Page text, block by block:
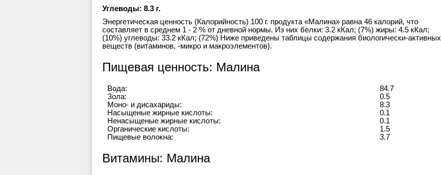
Углеводы: 8.3 г.
Энергетическая ценность (Калорийность) 100 г. продукта «Малина» равна 46 калорий, что
составляет в среднем 1 - 2 % от дневной нормы. Из них белки: 3.2 кКал; (7%) жиры: 4.5 кКал;
(10%) углеводы: 33.2 кКал; (72%) Ниже приведены таблицы содержания биологически-активных
веществ (витаминов, -микро и макроэлементов).
Пищевая ценность: Малина
Вода:
84.7
Зола:
0.5
Моно- и дисахариды:
8.3
Насыщеные жирные кислоты:
0.1
Ненасыщеные жирные кислоты:
0.1
Органические кислоты:
1.5
Пищевые волокна:
3.7
Витамины: Малина